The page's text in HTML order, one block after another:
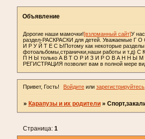
Объявление
Дорогие наши мамочки![взломанный сайт]У
раздел-РАСКРАСКИ для детей. Уважаемые Г
И Р У Й Т Е С Ь!Потому как некоторые
фотоальбомы,странички,наши работы и т.д)
П Н Ы только А В Т О Р И З И Р О В А Н Н Ы М
РЕГИСТРАЦИЯ позволит вам в полной мере
Привет, Гость! Войдите илизарегистрируйтесь
» Карапузы и их родители »
Страница: 1